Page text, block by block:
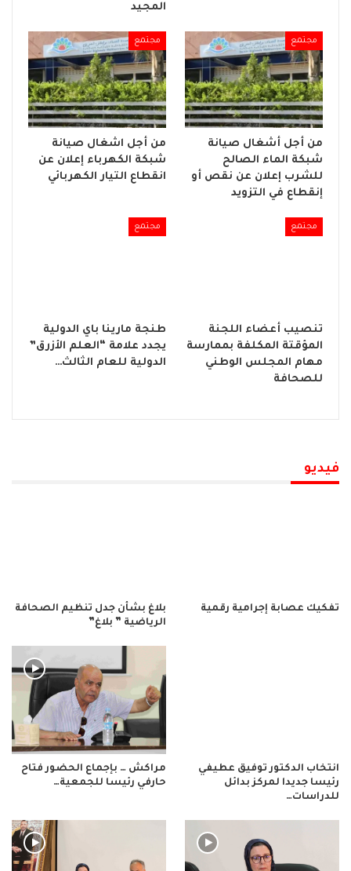
المجيد
مجتمع
من أجل أشغال صيانة
شبكة الماء الصالح
للشرب إعلان عن نقص أو
إنقطاع في التزويد
مجتمع
من أجل اشغال صيانة
شبكة الكهرباء إعلان عن
انقطاع التيار الكهربائي
مجتمع
تنصيب أعضاء اللجنة
المؤقتة المكلفة بممارسة
مهام المجلس الوطني
للصحافة
مجتمع
طنجة مارينا باي الدولية
يجدد علامة “العلم الأزرق”
الدولية للعام الثالث…
فيديو
تفكيك عصابة إجرامية رقمية
بلاغ بشأن جدل تنظيم الصحافة
الرياضية ” بلاغ”
انتخاب الدكتور توفيق عطيفي
رئيسا جديدا لمركز بدائل
للدراسات…
مراكش … بإجماع الحضور فتاح
حارفي رئيسا للجمعية…